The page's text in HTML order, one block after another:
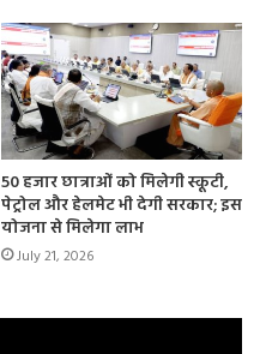
50 हजार छात्राओं को मिलेगी स्कूटी,
पेट्रोल और हेलमेट भी देगी सरकार; इस
योजना से मिलेगा लाभ
July 21, 2026